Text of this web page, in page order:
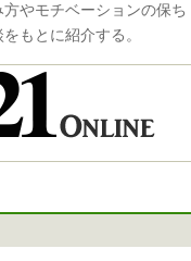
やモチベーションの保ち
もとに紹介する。